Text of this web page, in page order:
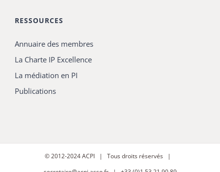
RESSOURCES
Annuaire des membres
La Charte IP Excellence
La médiation en PI
Publications
© 2012-2024ACPI | Tous droits réservés |